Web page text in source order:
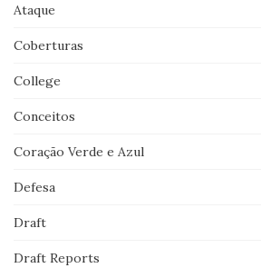
Ataque
Coberturas
College
Conceitos
Coração Verde e Azul
Defesa
Draft
Draft Reports